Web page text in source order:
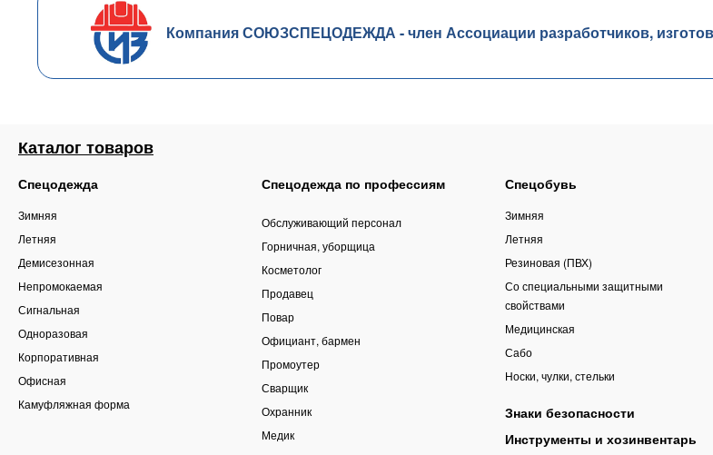
Компания СОЮЗСПЕЦОДЕЖДА - член Ассоциации разработчиков,
Каталог товаров
Спецодежда
Зимняя
Летняя
Демисезонная
Непромокаемая
Сигнальная
Одноразовая
Корпоративная
Офисная
Камуфляжная форма
Спецодежда по профессиям
Обслуживающий персонал
Горничная, уборщица
Косметолог
Продавец
Повар
Официант, бармен
Промоутер
Сварщик
Охранник
Медик
Спецобувь
Зимняя
Летняя
Резиновая (ПВХ)
Со специальными защитными
свойствами
Медицинская
Сабо
Носки, чулки, стельки
Знаки безопасности
Инструменты и хозинвентарь